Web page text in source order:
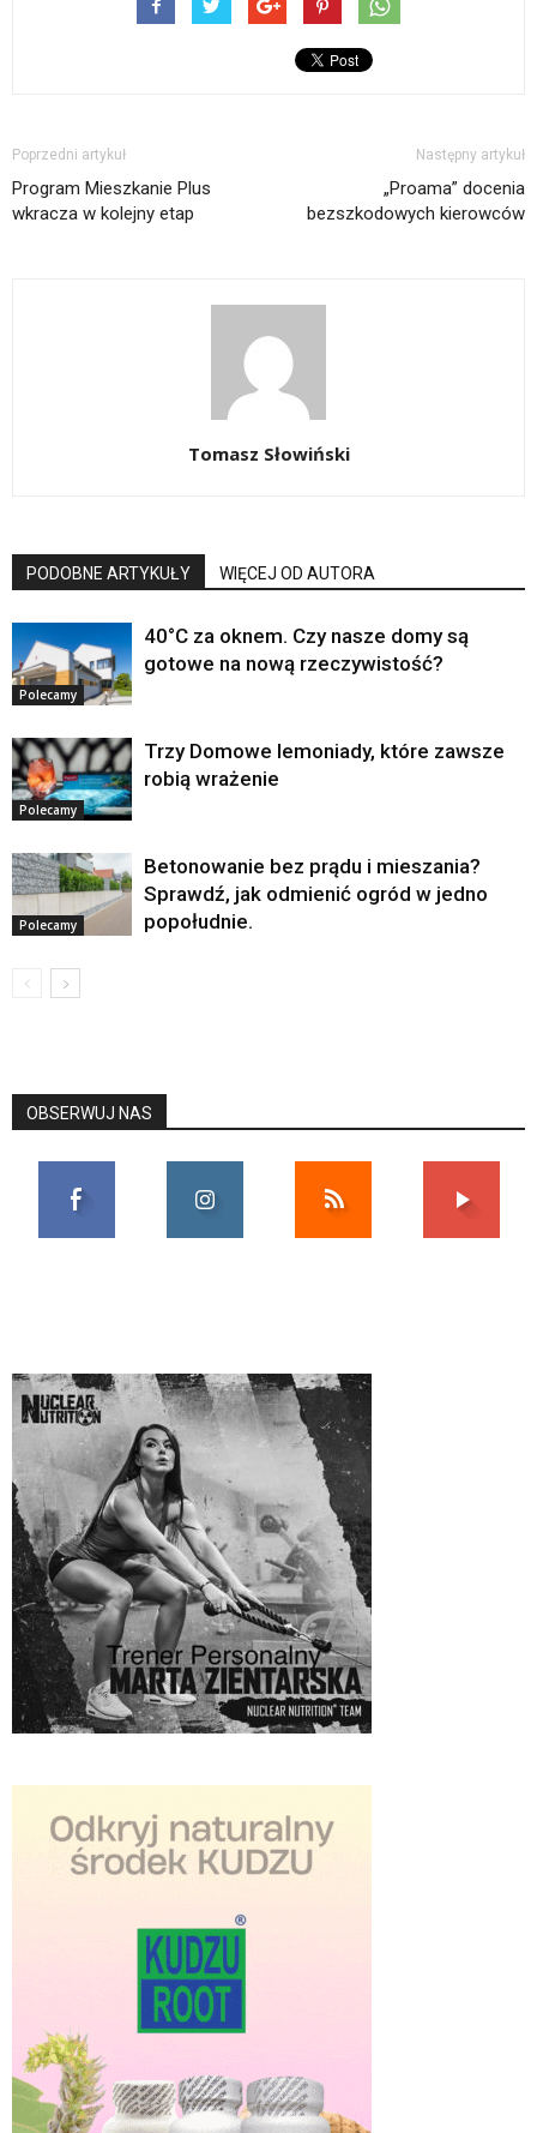
Poprzedni artykuł
Program Mieszkanie Plus
wkracza w kolejny etap
Następny artykuł
„Proama” docenia
bezszkodowych kierowców
Tomasz Słowiński
PODOBNE ARTYKUŁY WIĘCEJ OD AUTORA
Polecamy
40°C za oknem. Czy nasze domy są
gotowe na nową rzeczywistość?
Polecamy
Trzy Domowe lemoniady, które zawsze
robią wrażenie
Polecamy
Betonowanie bez prądu i mieszania?
Sprawdź, jak odmienić ogród w jedno
popołudnie.
OBSERWUJ NAS